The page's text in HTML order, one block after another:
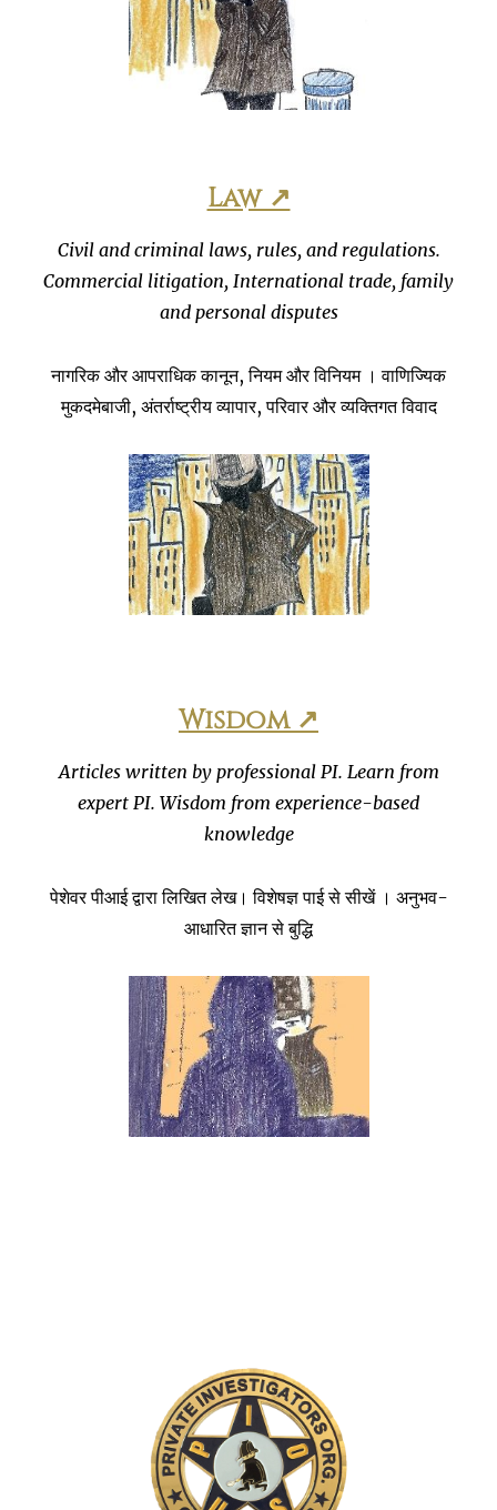
Law ↗
Civil and criminal laws, rules, and regulations.
Commercial litigation, International trade, family
and personal disputes
नागरिक और आपराधिक कानून, नियम और विनियम । वाणिज्यिक
मुकदमेबाजी, अंतर्राष्ट्रीय व्यापार, परिवार और व्यक्तिगत विवाद
Wisdom ↗
Articles written by professional PI. Learn from
expert PI. Wisdom from experience-based
knowledge
पेशेवर पीआई द्वारा लिखित लेख। विशेषज्ञ पाई से सीखें । अनुभव-
आधारित ज्ञान से बुद्धि